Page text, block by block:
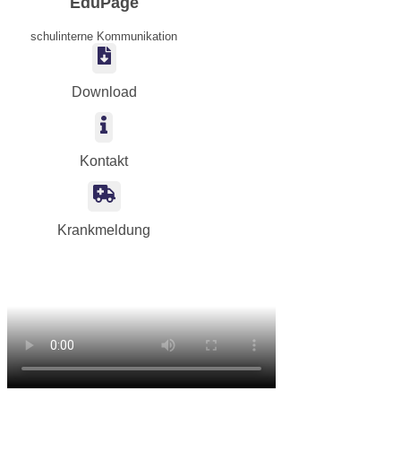
schulinterne Kommunikation
Download
Kontakt
Krankmeldung